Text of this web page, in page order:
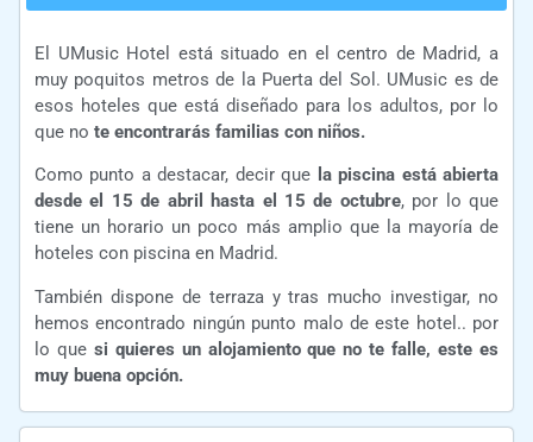
El UMusic Hotel está situado en el centro de Madrid, a
muy poquitos metros de la Puerta del Sol. UMusic es de
esos hoteles que está diseñado para los adultos, por lo
que no te encontrarás familias con niños.
Como punto a destacar, decir que la piscina está abierta
desde el 15 de abril hasta el 15 de octubre, por lo que
tiene un horario un poco más amplio que la mayoría de
hoteles con piscina en Madrid.
También dispone de terraza y tras mucho investigar, no
hemos encontrado ningún punto malo de este hotel.. por
lo que si quieres un alojamiento que no te falle, este es
muy buena opción.